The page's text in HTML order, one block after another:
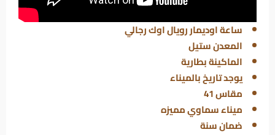
ساعة اوديماررويال اوكرجالي
المعدن ستيل
الماكينة بطارية
يوجد تاريخ بالميناء
مقاس 41
ميناء سماوي مميزه
ضمان سنة